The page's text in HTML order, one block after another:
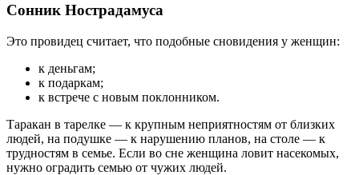
Сонник Нострадамуса
Это провидец считает, что подобные сновидения у женщин:
к деньгам;
к подаркам;
к встрече с новым поклонником.
Таракан в тарелке — к крупным неприятностям от близких
людей, на подушке — к нарушению планов, на столе — к
трудностям в семье. Если во сне женщина ловит насекомых,
нужно оградить семью от чужих людей.